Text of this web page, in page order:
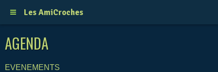
Les AmiCroches
AGENDA
EVENEMENTS